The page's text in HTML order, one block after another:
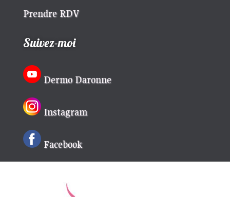
Prendre RDV
Suivez-moi
Dermo Daronne
Instagram
Facebook